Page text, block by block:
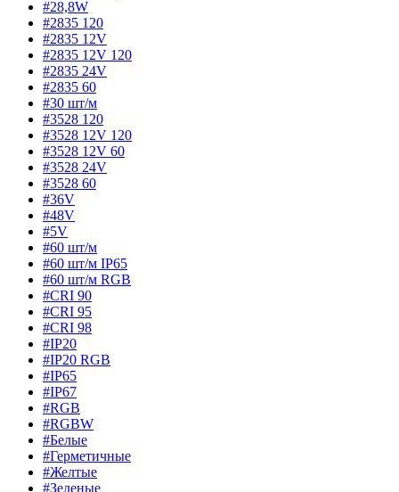
#28,8W
#2835 120
#2835 12V
#2835 12V 120
#2835 24V
#2835 60
#30 шт/м
#3528 120
#3528 12V 120
#3528 12V 60
#3528 24V
#3528 60
#36V
#48V
#5V
#60 шт/м
#60 шт/м IP65
#60 шт/м RGB
#CRI 90
#CRI 95
#CRI 98
#IP20
#IP20 RGB
#IP65
#IP67
#RGB
#RGBW
#Белые
#Герметичные
#Желтые
#Зеленые